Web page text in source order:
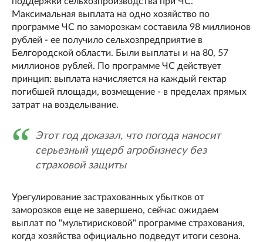
Максимальная выплата на одно хозяйство по
программе ЧС по заморозкам составила 98 миллионов
рублей - ее получило сельхозпредприятие в
Белгородской области. Были выплаты и на 80, 57
миллионов рублей. По программе ЧС действует
принцип: выплата начисляется на каждый гектар
погибшей площади, возмещение - в пределах прямых
затрат на возделывание.
Этот год доказал, что погода наносит
серьезный ущерб агробизнесу без
страховой защиты
Урегулирование застрахованных убытков от
заморозков еще не завершено, сейчас ожидаем
выплат по "мультирисковой" программе страхования,
когда хозяйства официально подведут итоги сезона.